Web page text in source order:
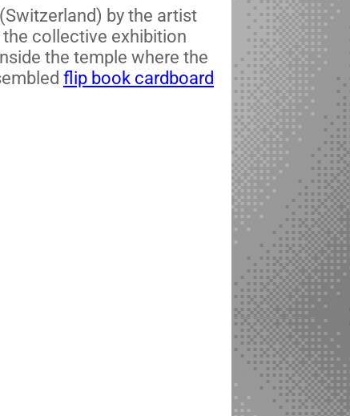
by the artist
col­lec­tive exhi­bi­tion
the tem­ple where the
flip book card­board